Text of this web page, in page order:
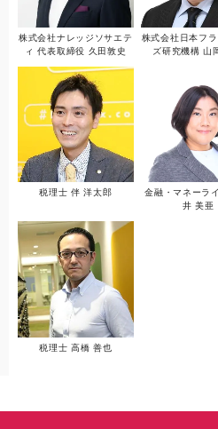
株式会社ナレッジソサエテ
ィ 代表取締役 久田敦史
株式会社日本フラ
ズ研究機構 山
税理士 伴 洋太郎
金融・マネーラ
井 美亜
税理士 高橋 善也